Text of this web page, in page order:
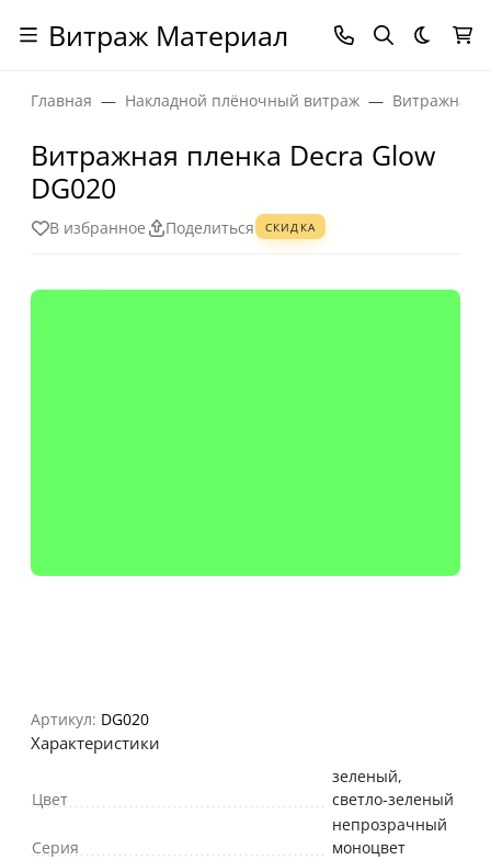
Витраж Материал Темная
Главная Накладной плёночный витраж Витражная
Витражная пленка Decra Glow
DG020
В избранное Поделиться СКИДКА
Артикул: DG020
Характеристики
Цвет
зеленый,
светло-зеленый
Серия
непрозрачный
моноцвет